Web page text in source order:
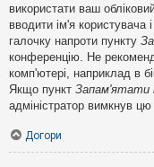
використати ваш
вводити ім'я користувача
галочку напроти пункту
конференцію. Не
комп'ютері, наприклад в
Якщо пункт Запам'ятати
адміністратор вимкнув
Догори